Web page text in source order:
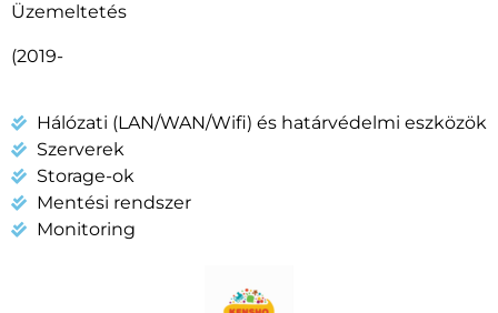
Üzemeltetés
(2019-
Hálózati (LAN/WAN/Wifi) és határvédelmi eszközök
Szerverek
Storage-ok
Mentési rendszer
Monitoring